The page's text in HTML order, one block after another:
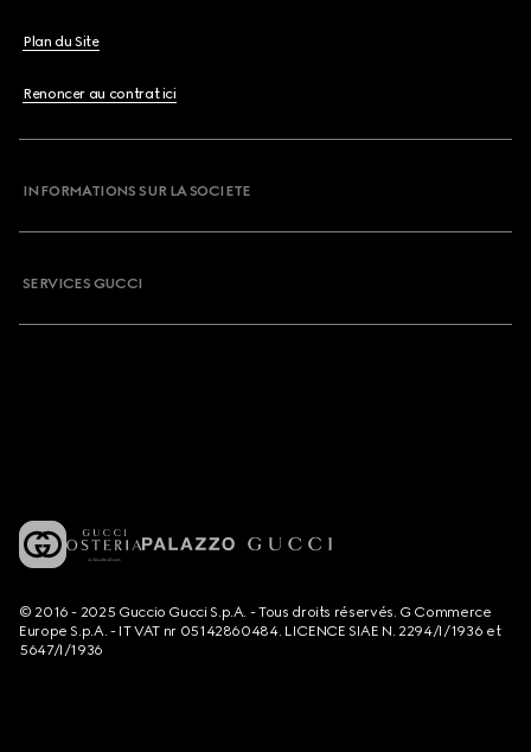
Plan du Site
Renoncer au contrat ici
INFORMATIONS SUR LA SOCIETE
SERVICES GUCCI
© 2016 - 2025 Guccio Gucci S.p.A. - Tous droits réservés. G Commerce
Europe S.p.A. - IT VAT nr 05142860484. LICENCE SIAE N. 2294/I/1936 et
5647/I/1936